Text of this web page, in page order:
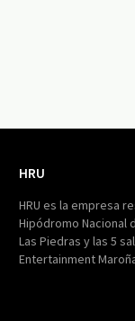
HRU
HRU es la empresa
Hipódromo Nacional
Las Piedras y las 5
Entertainment